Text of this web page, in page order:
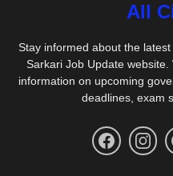
All
Stay informed about the
Sarkari Job Update
information on upcoming
deadlines, exam